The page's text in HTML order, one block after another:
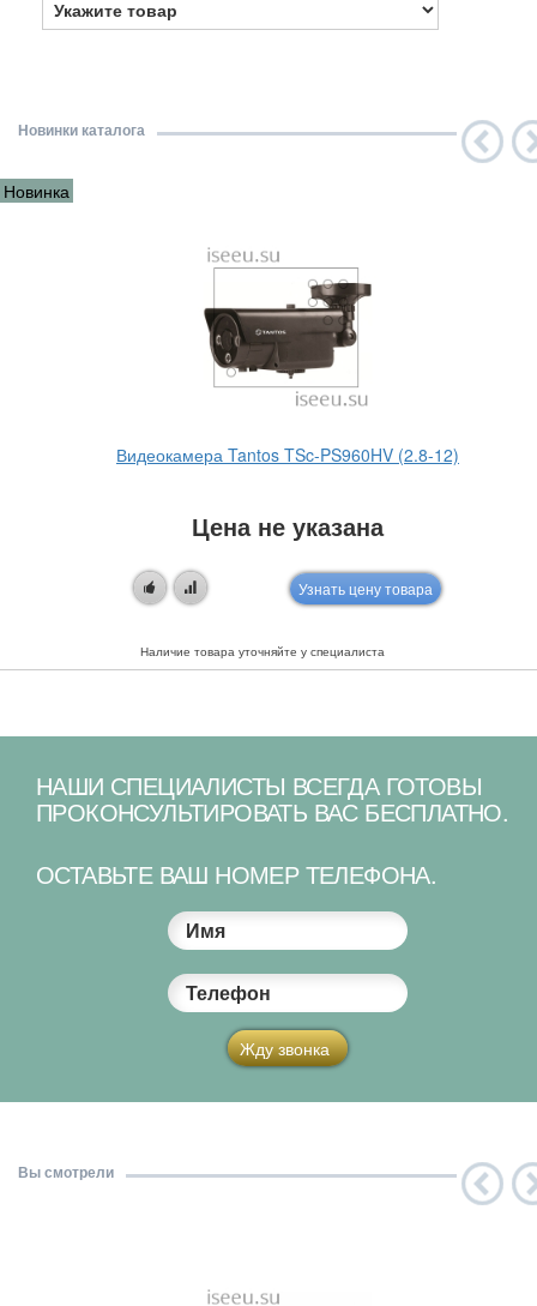
Новинки каталога
Новинка
Видеокамера Tantos TSc-PS960HV (2.8-12)
Цена не указана
Узнать цену товара
Наличие товара уточняйте у специалиста
НАШИ СПЕЦИАЛИСТЫ ВСЕГДА ГОТОВЫ
ПРОКОНСУЛЬТИРОВАТЬ ВАС БЕСПЛАТНО.
ОСТАВЬТЕ ВАШ НОМЕР ТЕЛЕФОНА.
Имя
Телефон
Жду звонка
Вы смотрели